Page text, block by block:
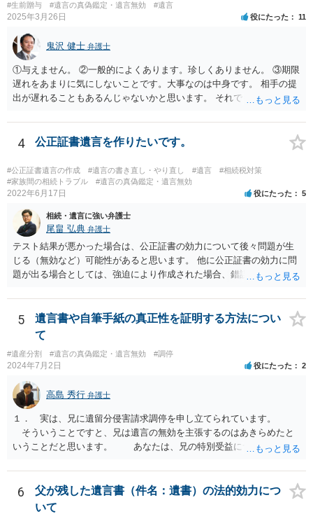
#生前贈与
#遺言の真偽鑑定・遺言無効 #遺言
2025年3月26日 役にたった 11
鬼沢 健士 弁護士
①与えません。 ②一般的によくあります。珍しくありません。 ③期限
遅れをあまりに気にしないことです。大事なのは中身です。 相手の提
出が遅れることもあるんじゃないかと思います。 それでもあなた有利
4 公正証書遺言を作りたいです。
#公正証書遺言の作成 #遺言の書き直し・やり直し #遺言
#相続税対策
#家族間の相続トラブル
#遺言の真偽鑑定・遺言無効
2022年6月17日 役にたった 5
相続・遺言に強い弁護士
尾畠 弘典 弁護士
テスト結果が悪かった場合は、公正証書の効力について後々問題が生
じる（無効など）可能性があると思います。 他に公正証書の効力に問
題が出る場合としては、強迫により作成された場合、錯誤（勘違い）
すが、弁護士に作成を依頼する場合は、１０～数十万円程度になるケ
ースが多いと思います。 報酬体系は、弁護士ごとに異なりますので一
律の基準はありません。
5
遺言書や自筆手紙の真正性を証明する方法につい
て
#遺産分割 #遺言の真偽鑑定・遺言無効 #調停
2024年7月2日 役にたった 2
高島 秀行 弁護士
１． 実は、兄に遺留分侵害請求調停を申し立てられています。
そういうことですと、兄は遺言の無効を主張するのはあきらめたと
いうことだと思います。 あなたは、兄の特別受益について立証し
詳しい事情を話して相談された方がよいと思います。
6
父が残した遺言書（件名：遺書）の法的効力につ
いて